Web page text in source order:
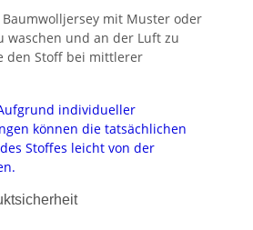
mit Muster oder
waschen und an der Luft zu
den Stoff bei mittlerer
individueller
können die tatsächlichen
Stoffes leicht von der